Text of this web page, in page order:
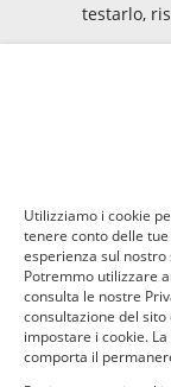
testarlo,
Se hai un
Sì, ho un
Sì, ho un
Utilizziamo i cookie
tenere conto delle
esperienza sul
Potremmo utilizzare
consulta le nostre
consultazione del
impostare i cookie.
comporta il